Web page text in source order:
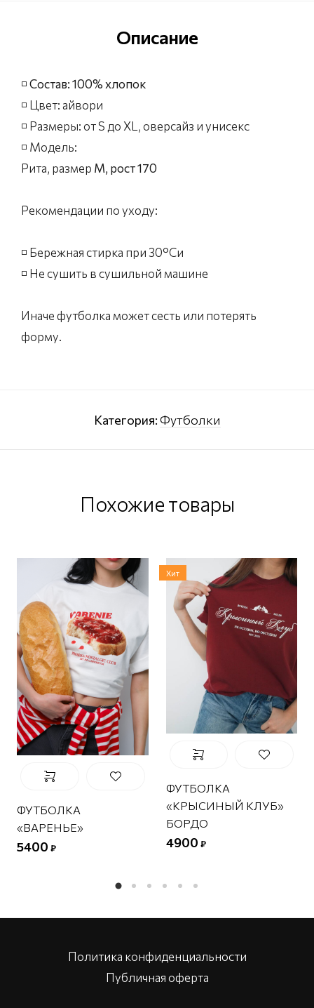
Описание
◽️Состав: 100% хлопок
◽️ Цвет: айвори
◽️ Размеры: от S до XL, оверсайз и унисекс
◽️ Модель:
Рита, размер М, рост 170
Рекомендации по уходу:
◽️ Бережная стирка при 30°Cи
◽️ Не сушить в сушильной машине
Иначе футболка может сесть или потерять
форму.
Категория:Футболки
Похожие товары
ФУТБОЛКА
«ВАРЕНЬЕ»
5400 ₽
Хит
ФУТБОЛКА
«КРЫСИНЫЙ КЛУБ»
БОРДО
4900 ₽
Политика конфиденциальности
Публичная оферта